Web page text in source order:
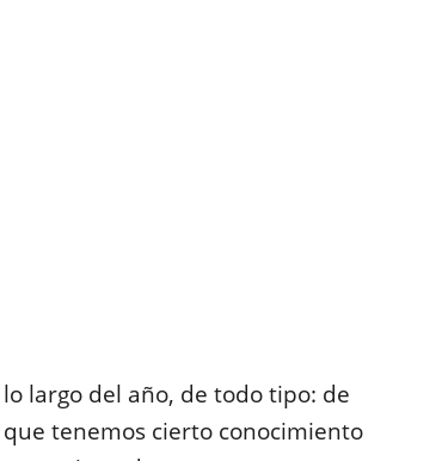
largo del año, de todo tipo: de
tenemos cierto conocimiento